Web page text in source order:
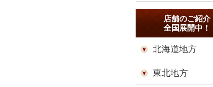
店舗のご紹介
全国展開中！
北海道地方
東北地方